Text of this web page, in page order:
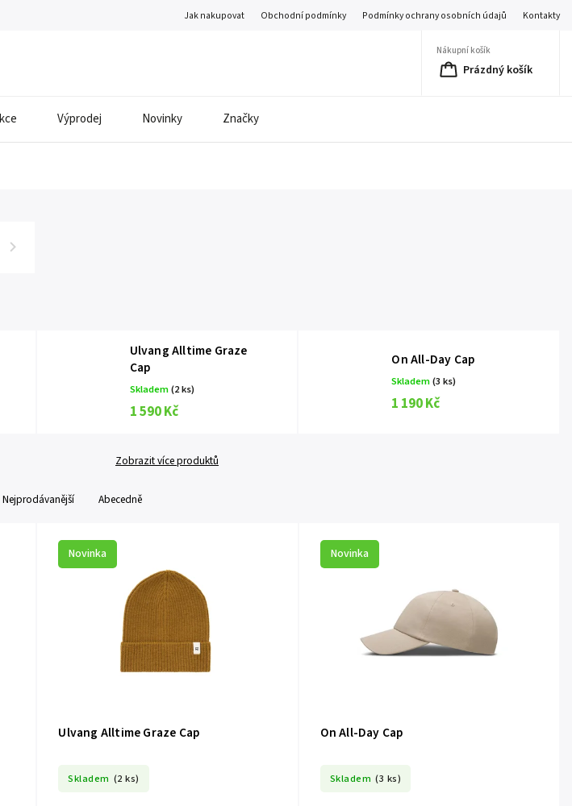
Jak nakupovat Obchodní podmínky Podmínky ochrany osobních údajů Kontakty
Nákupní košík
Prázdný košík
Výprodej Novinky Značky
Ulvang Alltime Graze
Cap
Skladem(2 ks)
1 590 Kč
On All-Day Cap
Skladem(3 ks)
1 190 Kč
Zobrazit více produktů
Nejprodávanější Abecedně
Novinka
Ulvang Alltime Graze Cap
Skladem (2 ks)
Novinka
On All-Day Cap
Skladem (3 ks)